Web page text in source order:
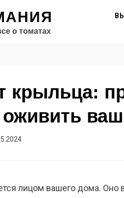
о томатах
крыльца:
лицом вашего дома. Оно